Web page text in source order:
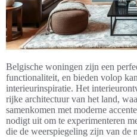
Belgische woningen zijn een
functionaliteit, en bieden volop
interieurinspiratie. Het
rijke architectuur van het land,
samenkomen met moderne
nodigt uit om te experimenteren
die de weerspiegeling zijn van de